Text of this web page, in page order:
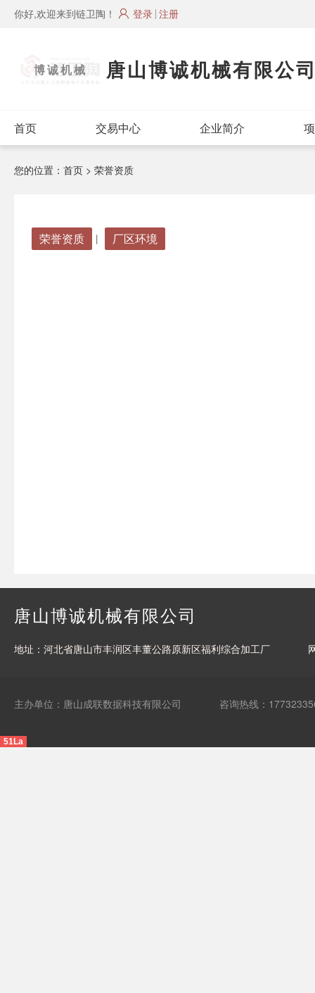
你好,欢迎来到链卫陶！ 登录 注册
博诚机械 唐山博诚机械有限公
首页 交易中心 企业简介
您的位置： 首页 > 荣誉资质
荣誉资质 丨 厂区环境
唐山博诚机械有限公司
地址：河北省唐山市丰润区丰董公路原新区福利综合加工厂
主办单位：唐山成联数据科技有限公司 咨询热线：
51La